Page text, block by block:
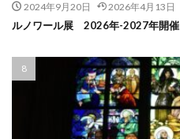
2024年9月20日 2026年4月13日
ルノワール展 2026年-2027年開催